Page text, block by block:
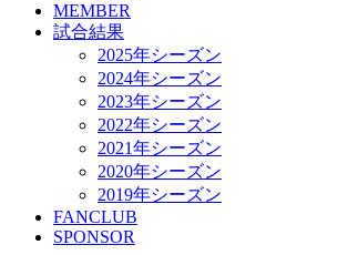
MEMBER
試合結果
2025年シーズン
2024年シーズン
2023年シーズン
2022年シーズン
2021年シーズン
2020年シーズン
2019年シーズン
FANCLUB
SPONSOR